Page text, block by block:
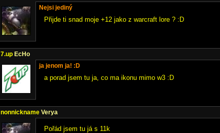
Nejsi jediný
Přijde ti snad moje +12 jako z warcraft lore ? :D
7.up EcHo
ja jenom ja! :D
a porad jsem tu ja, co ma ikonu mimo w3 :D
nonnickname Verya
Pořád jsem tu já s 11k